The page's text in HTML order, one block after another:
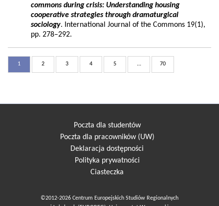
commons during crisis: Understanding housing
cooperative strategies through dramaturgical
sociology. International Journal of the Commons 19(1),
pp. 278–292.
1 2 3 4 5 ... 70
Poczta dla studentów
Poczta dla pracowników (UW)
Deklaracja dostępności
Polityka prywatności
Ciasteczka
©2012-2026 Centrum Europejskich Studiów Regionalnych